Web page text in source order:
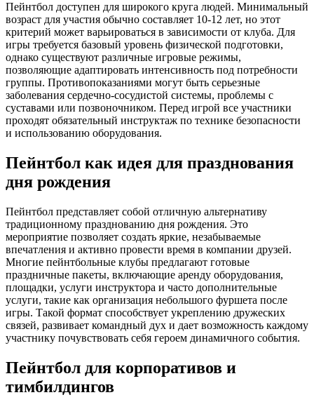
Пейнтбол доступен для широкого круга людей. Минимальный
возраст для участия обычно составляет 10-12 лет, но этот
критерий может варьироваться в зависимости от клуба. Для
игры требуется базовый уровень физической подготовки,
однако существуют различные игровые режимы,
позволяющие адаптировать интенсивность под потребности
группы. Противопоказаниями могут быть серьезные
заболевания сердечно-сосудистой системы, проблемы с
суставами или позвоночником. Перед игрой все участники
проходят обязательный инструктаж по технике безопасности
и использованию оборудования.
Пейнтбол как идея для празднования
дня рождения
Пейнтбол представляет собой отличную альтернативу
традиционному празднованию дня рождения. Это
мероприятие позволяет создать яркие, незабываемые
впечатления и активно провести время в компании друзей.
Многие пейнтбольные клубы предлагают готовые
праздничные пакеты, включающие аренду оборудования,
площадки, услуги инструктора и часто дополнительные
услуги, такие как организация небольшого фуршета после
игры. Такой формат способствует укреплению дружеских
связей, развивает командный дух и дает возможность каждому
участнику почувствовать себя героем динамичного события.
Пейнтбол для корпоративов и
тимбилдингов